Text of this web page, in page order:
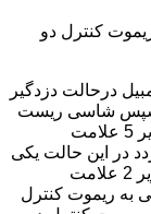
كنترل دو
درحالت دزدگير
سپس شاسی ريست
را برای 5 ثانيه فشرده نگه داريد.در اين حالت آژير 5 علامت
در اين حالت يكی
از دكمه های ريموت كنترل اول را فشار دهيد آژير 2 علامت
ريموت كنترل